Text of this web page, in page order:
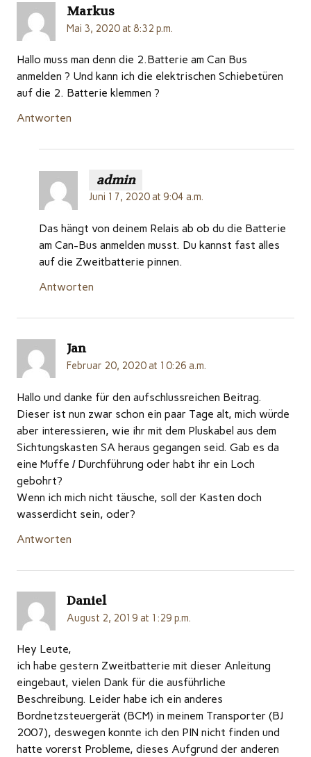
Markus
Mai 3, 2020 at 8:32 p.m.
Hallo muss man denn die 2.Batterie am Can Bus
anmelden ? Und kann ich die elektrischen Schiebetüren
auf die 2. Batterie klemmen ?
Antworten
admin
Juni 17, 2020 at 9:04 a.m.
Das hängt von deinem Relais ab ob du die Batterie
am Can-Bus anmelden musst. Du kannst fast alles
auf die Zweitbatterie pinnen.
Antworten
Jan
Februar 20, 2020 at 10:26 a.m.
Hallo und danke für den aufschlussreichen Beitrag.
Dieser ist nun zwar schon ein paar Tage alt, mich würde
aber interessieren, wie ihr mit dem Pluskabel aus dem
Sichtungskasten SA heraus gegangen seid. Gab es da
eine Muffe / Durchführung oder habt ihr ein Loch
gebohrt?
Wenn ich mich nicht täusche, soll der Kasten doch
wasserdicht sein, oder?
Antworten
Daniel
August 2, 2019 at 1:29 p.m.
Hey Leute,
ich habe gestern Zweitbatterie mit dieser Anleitung
eingebaut, vielen Dank für die ausführliche
Beschreibung. Leider habe ich ein anderes
Bordnetzsteuergerät (BCM) in meinem Transporter (BJ
2007), deswegen konnte ich den PIN nicht finden und
hatte vorerst Probleme, dieses Aufgrund der anderen